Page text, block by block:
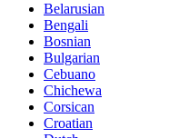
Belarusian
Bengali
Bosnian
Bulgarian
Cebuano
Chichewa
Corsican
Croatian